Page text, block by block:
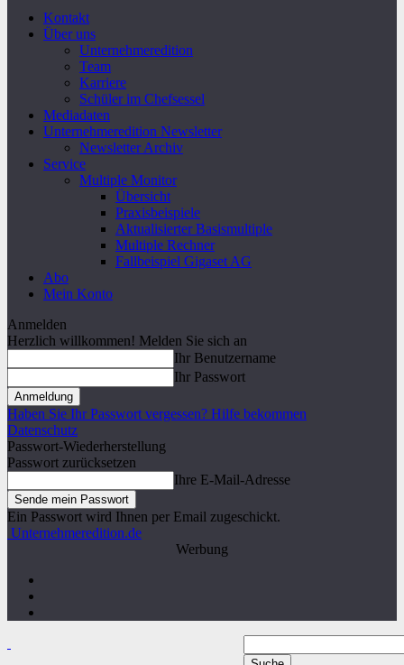
Kontakt
Über uns
Unternehmeredition
Team
Karriere
Schüler im Chefsessel
Mediadaten
Unternehmeredition Newsletter
Newsletter Archiv
Service
Multiple Monitor
Übersicht
Praxisbeispiele
Aktualisierter Basismultiple
Multiple Rechner
Fallbeispiel Gigaset AG
Abo
Mein Konto
Anmelden
Herzlich willkommen! Melden Sie sich an
Ihr Benutzername
Ihr Passwort
Haben Sie Ihr Passwort vergessen? Hilfe bekommen
Datenschutz
Passwort-Wiederherstellung
Passwort zurücksetzen
Ihre E-Mail-Adresse
Ein Passwort wird Ihnen per Email zugeschickt.
Unternehmeredition.de
Werbung